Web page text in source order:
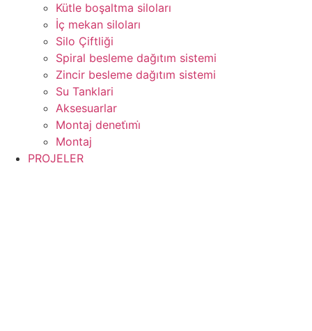
Kütle boşaltma siloları
İç mekan siloları
Silo Çiftliği
Spiral besleme dağıtım sistemi
Zincir besleme dağıtım sistemi
Su Tanklari
Aksesuarlar
Montaj deneti̇mi̇
Montaj
PROJELER